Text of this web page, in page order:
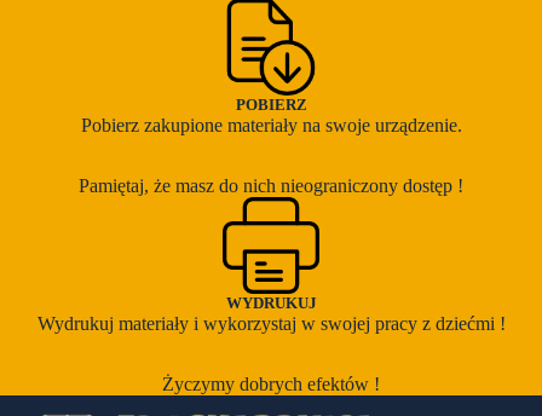
POBIERZ
Pobierz zakupione materiały na swoje urządzenie.
Pamiętaj, że masz do nich nieograniczony dostęp !
WYDRUKUJ
Wydrukuj materiały i wykorzystaj w swojej pracy z dziećmi !
Życzymy dobrych efektów !